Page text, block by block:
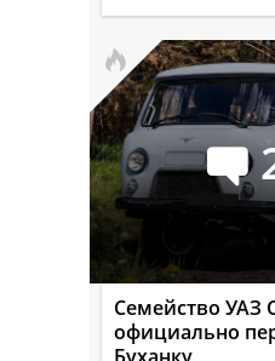
Семейство УАЗ
официально